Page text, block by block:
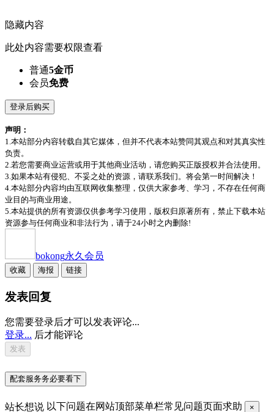
隐藏内容
此处内容需要权限查看
普通5金币
会员免费
登录后购买
声明：
1.本站部分内容转载自其它媒体，但并不代表本站赞同其观点和对其真实性
负责。
2.若您需要商业运营或用于其他商业活动，请您购买正版授权并合法使用。
3.如果本站有侵犯、不妥之处的资源，请联系我们。将会第一时间解决！
4.本站部分内容均由互联网收集整理，仅供大家参考、学习，不存在任何商
业目的与商业用途。
5.本站提供的所有资源仅供参考学习使用，版权归原著所有，禁止下载本站
资源参与任何商业和非法行为，请于24小时之内删除!
bokong永久会员
收藏 海报 链接
发表回复
您需要登录后才可以发表评论...
登录... 后才能评论
配套服务务必要看下
站长想说 以下问题在网站顶部菜单栏常见问题页面求助 ×